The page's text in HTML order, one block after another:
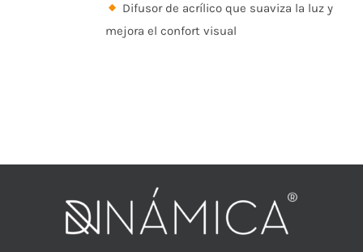
Difusor de acrílico que suaviza la luz y
mejora el confort visual